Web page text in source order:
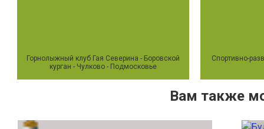
Горнолыжный клуб Гая Северина - Боровской
курган - Чулково - Подмосковье
Спортивно-
Вам также